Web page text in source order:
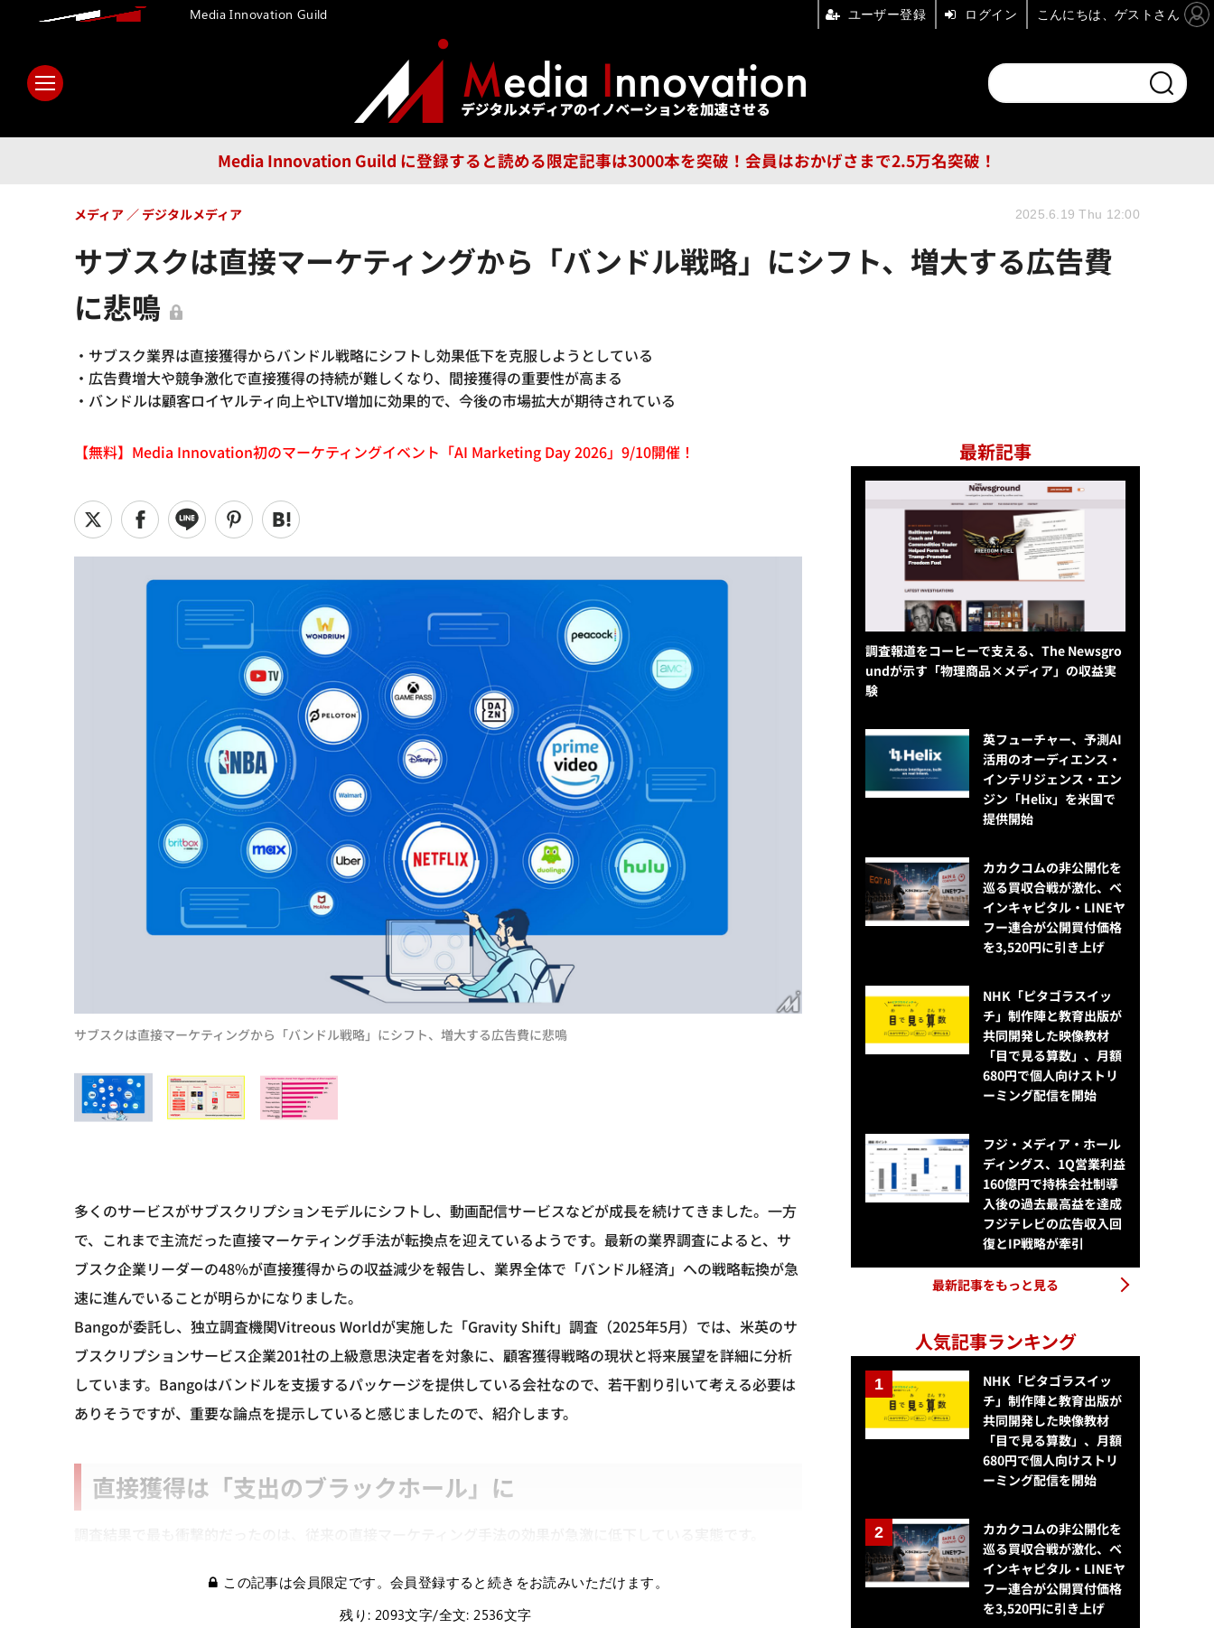
Media Innovation Guild に登録すると読める限定記事は3000本を突破！会員はおかげさまで2.5万名突破！
メディア テクノロジー 広告 企業 特集 ブランドチャンネル
フォーエム その他
サブスクは直接マーケティングから「バンドル戦略」にシフト、増大する広告費
に悲鳴
・サブスク業界は直接獲得からバンドル戦略にシフトし効果低下を克服しようとしている
・広告費増大や競争激化で直接獲得の持続が難しくなり、間接獲得の重要性が高まる
・バンドルは顧客ロイヤルティ向上やLTV増加に効果的で、今後の市場拡大が期待されている
メディア デジタルメディア 2025.6.19 Thu 12:00
【無料】Media Innovation初のマーケティングイベント「AI Marketing Day 2026」9/10開催！
サブスクは直接マーケティングから「バンドル戦略」にシフト、増大する広告費に悲鳴
多くのサービスがサブスクリプションモデルにシフトし、動画配信サービスなどが成長を続けてきました。一方
で、これまで主流だった直接マーケティング手法が転換点を迎えているようです。最新の業界調査によると、サ
ブスク企業リーダーの48%が直接獲得からの収益減少を報告し、業界全体で「バンドル経済」への戦略転換が急
速に進んでいることが明らかになりました。
Bangoが委託し、独立調査機関Vitreous Worldが実施した「Gravity Shift」調査（2025年5月）では、米英のサ
ブスクリプションサービス企業201社の上級意思決定者を対象に、顧客獲得戦略の現状と将来展望を詳細に分析
しています。Bangoはバンドルを支援するパッケージを提供している会社なので、若干割り引いて考える必要は
ありそうですが、重要な論点を提示していると感じましたので、紹介します。
直接獲得は「支出のブラックホール」に
この記事は会員限定です。会員登録すると続きをお読みいただけます。
残り: 2093文字/全文: 2536文字
最新記事
調査報道をコーヒーで支える、The Newsgro
undが示す「物理商品×メディア」の収益実
験
英フューチャー、予測AI
活用のオーディエンス・
インテリジェンス・エン
ジン「Helix」を米国で
提供開始
カカクコムの非公開化を
巡る買収合戦が激化、ベ
インキャピタル・LINEヤ
フー連合が公開買付価格
を3,520円に引き上げ
NHK「ピタゴラスイッ
チ」制作陣と教育出版が
共同開発した映像教材
「目で見る算数」、月額
680円で個人向けストリ
ーミング配信を開始
フジ・メディア・ホール
ディングス、1Q営業利益
160億円で持株会社制導
入後の過去最高益を達成
フジテレビの広告収入回
復とIP戦略が牽引
最新記事をもっと見る
人気記事ランキング
NHK「ピタゴラスイッ
チ」制作陣と教育出版が
共同開発した映像教材
「目で見る算数」、月額
680円で個人向けストリ
ーミング配信を開始
カカクコムの非公開化を
巡る買収合戦が激化、ベ
インキャピタル・LINEヤ
フー連合が公開買付価格
を3,520円に引き上げ
Media Innovation Guild ユーザー登録 ログイン こんにちは、ゲストさん